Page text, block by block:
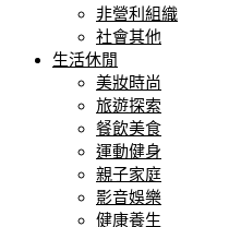
非營利組織
社會其他
生活休閒
美妝時尚
旅遊探索
餐飲美食
運動健身
親子家庭
影音娛樂
健康養生